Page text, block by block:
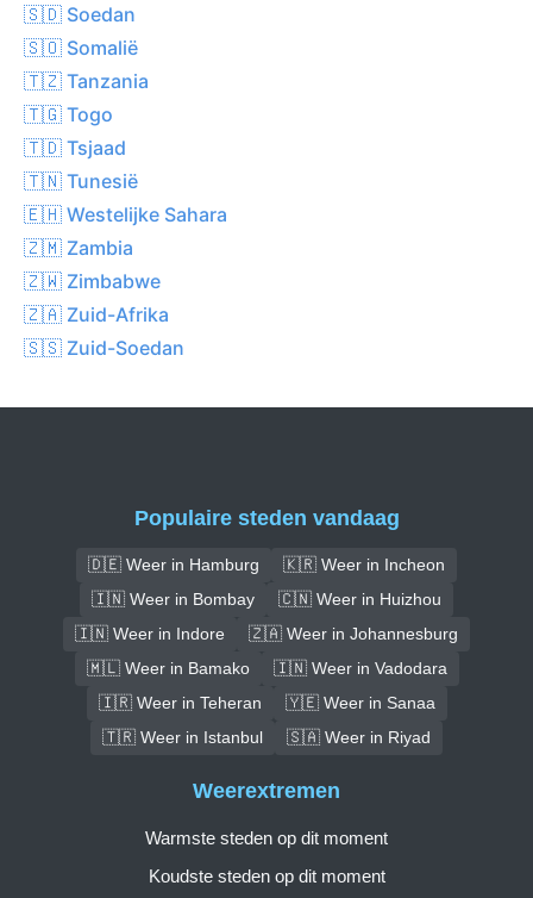
🇸🇩 Soedan
🇸🇴 Somalië
🇹🇿 Tanzania
🇹🇬 Togo
🇹🇩 Tsjaad
🇹🇳 Tunesië
🇪🇭 Westelijke Sahara
🇿🇲 Zambia
🇿🇼 Zimbabwe
🇿🇦 Zuid-Afrika
🇸🇸 Zuid-Soedan
Populaire steden vandaag
🇩🇪 Weer in Hamburg
🇰🇷 Weer in Incheon
🇮🇳 Weer in Bombay
🇨🇳 Weer in Huizhou
🇮🇳 Weer in Indore
🇿🇦 Weer in Johannesburg
🇲🇱 Weer in Bamako
🇮🇳 Weer in Vadodara
🇮🇷 Weer in Teheran
🇾🇪 Weer in Sanaa
🇹🇷 Weer in Istanbul
🇸🇦 Weer in Riyad
Weerextremen
Warmste steden op dit moment
Koudste steden op dit moment